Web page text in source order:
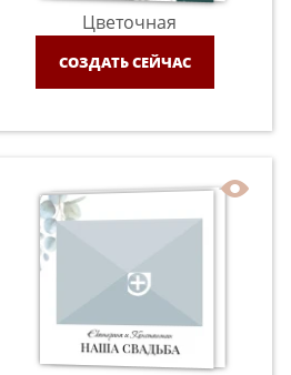
Цветочная
СОЗДАТЬ СЕЙЧАС